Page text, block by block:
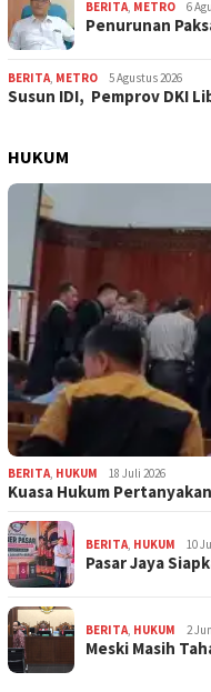
BERITA, METRO 6
Penurunan
BERITA, METRO 5 Agustus 2026
Susun IDI, Pemprov DKI
HUKUM
BERITA, HUKUM 18 Juli 2026
Kuasa Hukum
BERITA, HUKUM 10
Pasar Jaya
BERITA, HUKUM 2
Meski Masih